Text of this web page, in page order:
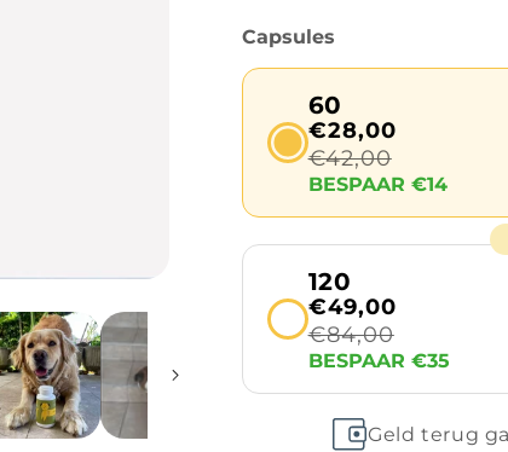
Capsules
60
€28,00
€42,00
BESPAAR €14
120
€49,00
€84,00
BESPAAR €35
Geld terug